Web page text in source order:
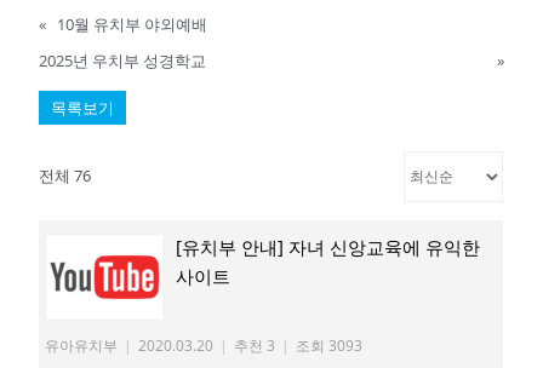
« 10월 유치부 야외예배
2025년 우치부 성경학교
»
목록보기
전체 76
[유치부 안내] 자녀 신앙교육에 유익한
사이트
유아유치부 | 2020.03.20 | 추천 3 | 조회 3093